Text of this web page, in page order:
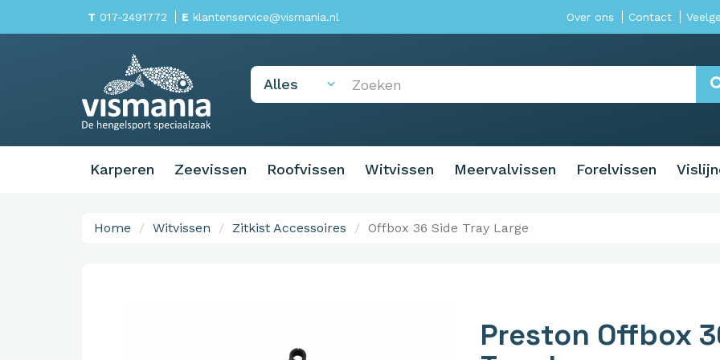
T 017-2491772 E klantenservice@vismania.nl Over ons Contact
Karperen Zeevissen Roofvissen Witvissen Meervalvissen Forelvissen
Home Witvissen Zitkist Accessoires Offbox 36 Side Tray Large
Preston Offbox